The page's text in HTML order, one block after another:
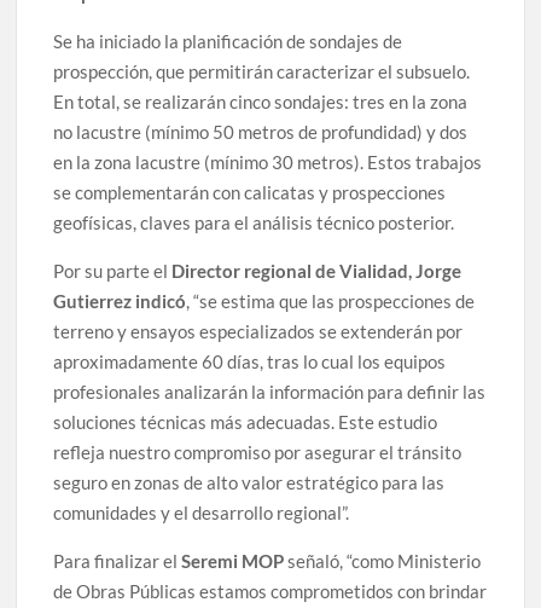
Se ha iniciado la planificación de sondajes de
prospección, que permitirán caracterizar el subsuelo.
En total, se realizarán cinco sondajes: tres en la zona
no lacustre (mínimo 50 metros de profundidad) y dos
en la zona lacustre (mínimo 30 metros). Estos trabajos
se complementarán con calicatas y prospecciones
geofísicas, claves para el análisis técnico posterior.
Por su parte el Director regional de Vialidad, Jorge
Gutierrez indicó, “se estima que las prospecciones de
terreno y ensayos especializados se extenderán por
aproximadamente 60 días, tras lo cual los equipos
profesionales analizarán la información para definir las
soluciones técnicas más adecuadas. Este estudio
refleja nuestro compromiso por asegurar el tránsito
seguro en zonas de alto valor estratégico para las
comunidades y el desarrollo regional”.
Para finalizar elSeremi MOPseñaló, “como Ministerio
de Obras Públicas estamos comprometidos con brindar